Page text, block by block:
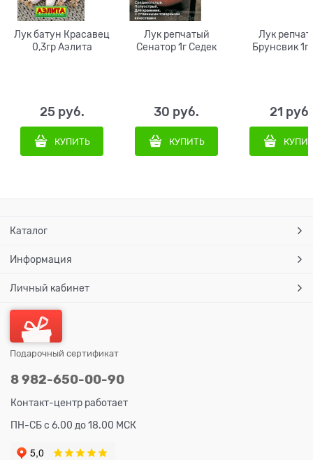
Лук батун Красавец
0,3гр Аэлита
25 руб.
КУПИТЬ
Лук репчатый
Сенатор 1г Седек
30 руб.
КУПИТЬ
Лук
Брунсвик
21 руб.
Каталог
Информация
Личный кабинет
Подарочный сертификат
8 982-650-00-90
Контакт-центр работает
ПН-СБ с 6.00 до 18.00 МСК